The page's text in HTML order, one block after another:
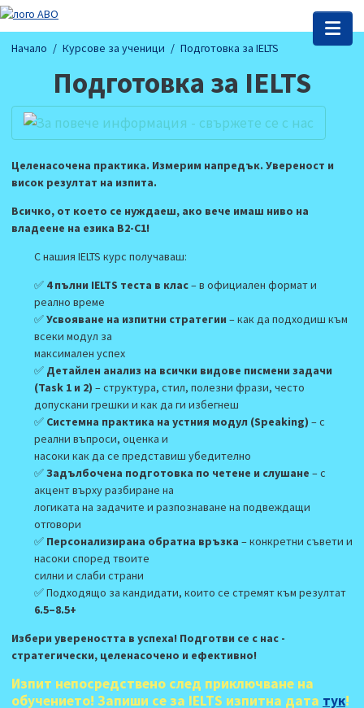
Начало Курсове за ученици Подготовка за IELTS
Подготовка за IELTS
Целенасочена практика. Измерим напредък. Увереност и
висок резултат на изпита.
Всичко, от което се нуждаеш, ако вече имаш ниво на
владеене на езика В2-С1!
С нашия IELTS курс получаваш:
✅ 4 пълни IELTS теста в клас– в официален формат и
реално време
✅Усвояване на изпитни стратегии – как да подходиш към
всеки модул за
максимален успех
✅ Детайлен анализ на всички видове писмени задачи
(Task 1 и 2) – структура, стил, полезни фрази, често
допускани грешки и как да ги избегнеш
✅ Системна практика на устния модул (Speaking) – с
реални въпроси, оценка и
насоки как да се представиш убедително
✅Задълбочена подготовка по четене и слушане – с
акцент върху разбиране на
логиката на задачите и разпознаване на подвеждащи
отговори
✅ Персонализирана обратна връзка – конкретни съвети и
насоки според твоите
силни и слаби страни
✅Подходящо за кандидати, които се стремят към резултат
6.5–8.5+
Избери увереността в успеха! Подготви се с нас -
стратегически, целенасочено и ефективно!
Изпит непосредствено след приключване на
обучението! Запиши сеза IELTS изпитна дата тук!